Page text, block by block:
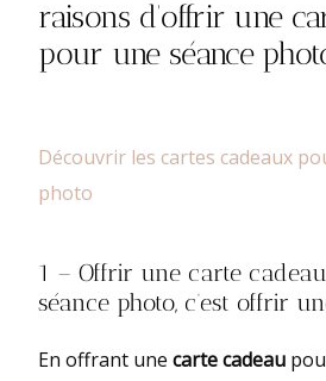
raisons d’offrir une
pour une séance
Découvrir les cartes cadeaux
photo
1 – Offrir une carte
séance photo, c’est offrir
En offrant unecarte cadeau